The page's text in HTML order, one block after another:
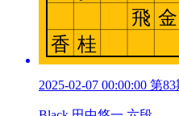
2025-02-07 00:00:00 第